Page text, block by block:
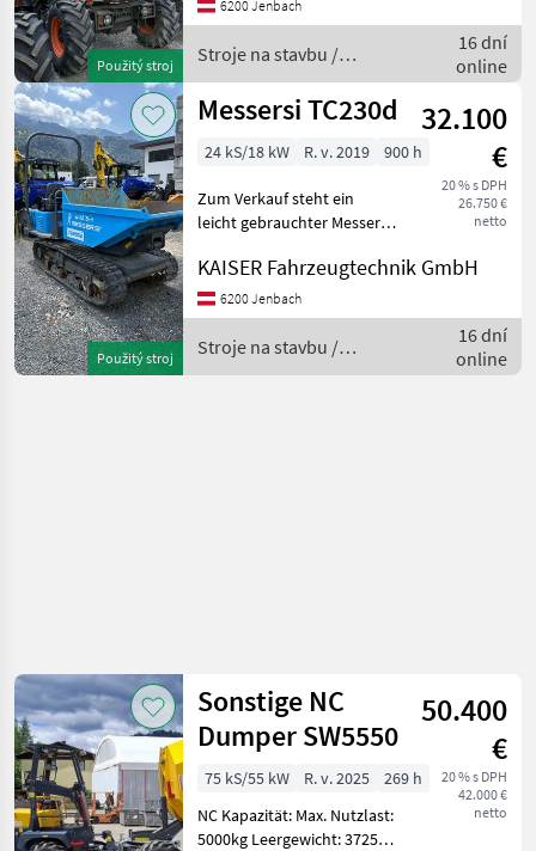
Použitý stroj
Dieselmotor 83, 5 kW / 114
PS DPF IIIB,
6200 Jenbach
Stroje na stavbu /
Ausa
16 dní
online
Použitý stroj
Messersi TC230d
32.100
€
20 % s DPH
26.750 €
netto
24 kS/18 kW R. v. 2019 900 h
Zum Verkauf steht ein
leicht gebrauchter Messersi
Jahre 2019 mit 900 Std.
Kubota Diesel 25 PS
Überrollbügel klappbar
Drehbare Mulde Gummir
KAISER Fahrzeugtechnik GmbH
6200 Jenbach
Stroje na stavbu /
Messersi
16 dní
online
Sonstige NC
Dumper SW5550
50.400
€
20 % s DPH
42.000 €
netto
75 kS/55 kW R. v. 2025
269 h
NC Kapazität: Max. Nutzlast:
5000kg Leergewicht: 3725kg